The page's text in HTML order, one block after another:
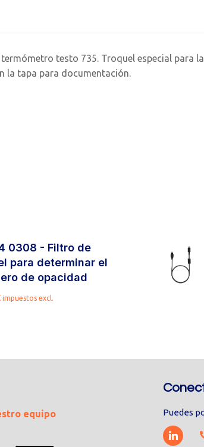
testo 735. Troquel especial para
la tapa para documentación.
0308 - Filtro de
para determinar el
de opacidad
impuestos excl.
equipo Puedes